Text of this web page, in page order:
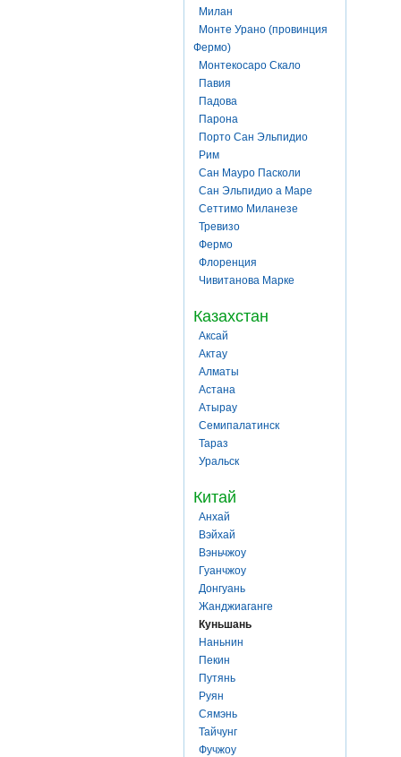
Милан
Монте Урано (провинция
Фермо)
Монтекосаро Скало
Павия
Падова
Парона
Порто Сан Эльпидио
Рим
Сан Мауро Пасколи
Сан Эльпидио а Маре
Сеттимо Миланезе
Тревизо
Фермо
Флоренция
Чивитанова Марке
Казахстан
Аксай
Актау
Алматы
Астана
Атырау
Семипалатинск
Тараз
Уральск
Китай
Анхай
Вэйхай
Вэньчжоу
Гуанчжоу
Донгуань
Жанджиаганге
Куньшань
Наньнин
Пекин
Путянь
Руян
Сямэнь
Тайчунг
Фучжоу